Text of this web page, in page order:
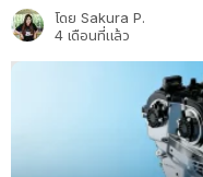
โดย Sakura P.
4 เดือนที่แล้ว